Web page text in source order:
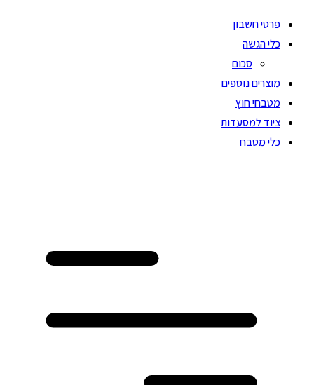
פרטי חשבון
כלי הגשה
סכום
מוצרים נוספים
מטבחי חוץ
ציוד למסעדות
כלי מטבח